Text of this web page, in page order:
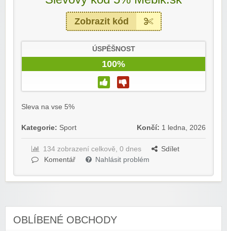
Zobrazit kód
ÚSPĚŠNOST
100%
Sleva na vse 5%
Kategorie: Sport Končí: 1 ledna, 2026
134 zobrazení celkově, 0 dnes
Sdílet
Komentář
Nahlásit problém
OBLÍBENÉ OBCHODY